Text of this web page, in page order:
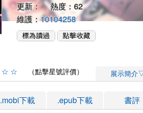
更新： 熱度：62
維護：10104258
☆ ☆ （點擊星號評價） 展示簡介
.mobi下載 .epub下載 書評